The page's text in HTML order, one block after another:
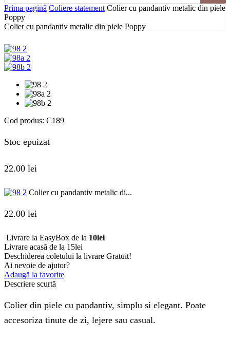
Prima pagină Coliere statement Colier cu pandantiv metalic din piele
Poppy
Colier cu pandantiv metalic din piele Poppy
Cod produs: C189
Stoc epuizat
22.00 lei
Colier cu pandantiv metalic di...
22.00 lei
Livrare la EasyBox de la 10lei
Livrare acasă de la 15lei
Deschiderea coletului la livrare Gratuit!
Ai nevoie de ajutor?
Adaugă la favorite
Descriere scurtă
Colier din piele cu pandantiv, simplu si elegant. Poate
accesoriza tinute de zi, lejere sau casual.